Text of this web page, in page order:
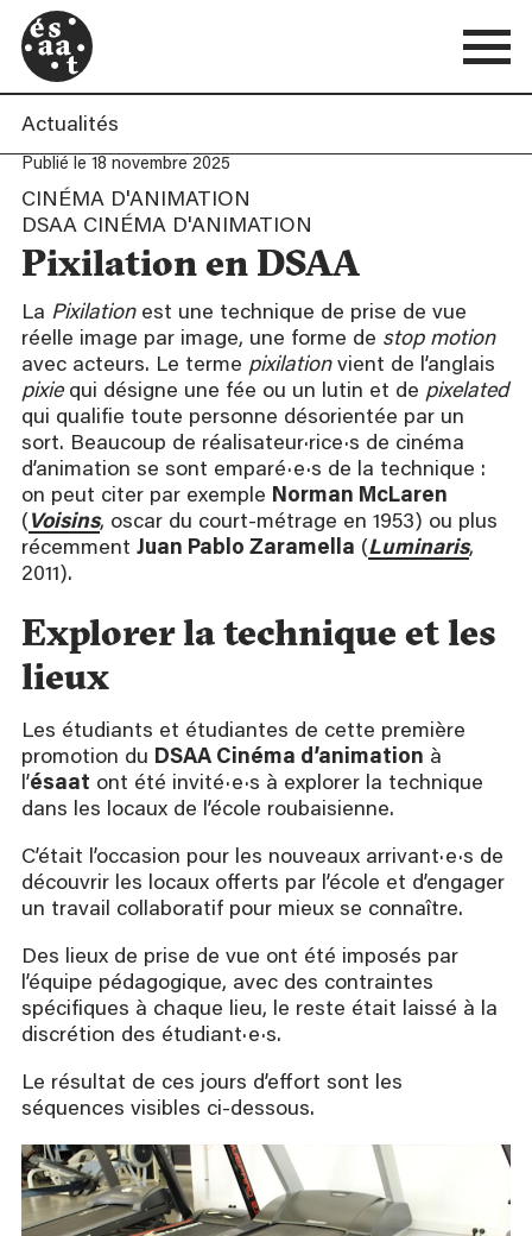
Actualités
Publié le 18 novembre 2025
CINÉMA D'ANIMATION
DSAA CINÉMA D'ANIMATION
Pixilation en DSAA
La Pixilationest une technique de prise de vue
réelle image par image, une forme de stop motion
avec acteurs. Le terme pixilationvient de l’anglais
pixiequi désigne une fée ou un lutin et de pixelated
qui qualifie toute personne désorientée par un
sort. Beaucoup de réalisateur·rice·s de cinéma
d’animation se sont emparé·e·s de la technique :
on peut citer par exemple Norman McLaren
( Voisins, oscar du court-métrage en 1953) ou plus
récemment Juan Pablo Zaramella (Luminaris,
2011).
Explorer la technique et les
lieux
Les étudiants et étudiantes de cette première
promotion du DSAA Cinéma d’animation à
l’ésaat ont été invité·e·s à explorer la technique
dans les locaux de l’école roubaisienne.
C’était l’occasion pour les nouveaux arrivant·e·s de
découvrir les locaux offerts par l’école et d’engager
un travail collaboratif pour mieux se connaître.
Des lieux de prise de vue ont été imposés par
l’équipe pédagogique, avec des contraintes
spécifiques à chaque lieu, le reste était laissé à la
discrétion des étudiant·e·s.
Le résultat de ces jours d’effort sont les
séquences visibles ci-dessous.